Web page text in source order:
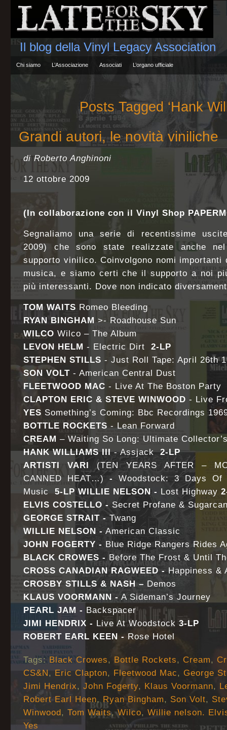
Il blog della Vinyl Legacy Association
Chi siamo L’Associazione Associati L’organo ufficiale
Posts Tagged ‘Hank
Grandi autori, le novità viniliche
di Roberto Anghinoni
12 ottobre 2009
(In collaborazione con il Vinyl Shop
Segnaliamo una serie di recentissime
2009) che sono state realizzate anche nel
supporto vinilico. Coinvolgono nomi importanti
musica, e siamo certi che il supporto a noi
più interessanti. Dove non indicato
TOM WAITS Romeo Bleeding
RYAN BINGHAM >- Roadhouse Sun
WILCO Wilco – The Album
LEVON HELM - Electric Dirt 2-LP
STEPHEN STILLS - Just Roll Tape: April 26th
SON VOLT - American Central Dust
FLEETWOOD MAC - Live At The Boston Party
CLAPTON ERIC & STEVE WINWOOD - Live
YES Something’s Coming: Bbc Recordings
BOTTLE ROCKETS- Lean Forward
CREAM – Waiting So Long: Ultimate
HANK WILLIAMS III- Assjack2-LP
ARTISTI VARI (TEN YEARS AFTER –
CANNED HEAT…) - Woodstock: 3 Days Of
Music 5-LP WILLIE NELSON - Lost Highway
ELVIS COSTELLO - Secret Profane &
GEORGE STRAIT - Twang
WILLIE NELSON - American Classic
JOHN FOGERTY - Blue Ridge Rangers Rides
BLACK CROWES - Before The Frost & Until
CROSS CANADIAN RAGWEED -Happiness &
CROSBY STILLS & NASH – Demos
KLAUS VOORMANN - A Sideman’s Journey
PEARL JAM - Backspacer
JIMI HENDRIX - Live At Woodstock 3-LP
ROBERT EARL KEEN - Rose Hotel
Tags: Black Crowes, Bottle Rockets, Cream,
CS&N, Eric Clapton, Fleetwood Mac, George
Jimi Hendrix, John Fogerty, Klaus Voormann,
Robert Earl Heen, Ryan Bingham, Son Volt,
Winwood, Tom Waits,Wilco, Willie nelson.
Yes